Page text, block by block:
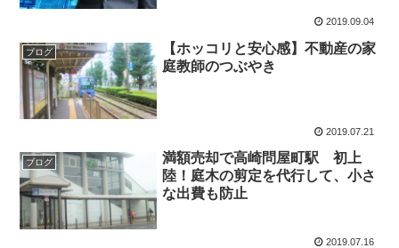
2019.09.04
ブログ
【ホッコリと安心感】不動産の家
庭教師のつぶやき
2019.07.21
ブログ
満額売却で高崎問屋町駅 初上
陸！庭木の剪定を代行して、小さ
な出費も防止
2019.07.16